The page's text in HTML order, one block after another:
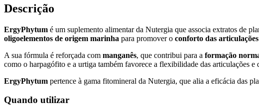
Descrição
ErgyPhytum é um suplemento alimentar da Nutergia que associa extratos de
oligoelementos de origem marinha para promover o conforto das articulações
A sua fórmula é reforçada com manganês, que contribui para a formação
como o harpagófito e a urtiga também favorece a flexibilidade das articulações e
ErgyPhytum pertence à gama fitomineral da Nutergia, que alia a eficácia das
Quando utilizar